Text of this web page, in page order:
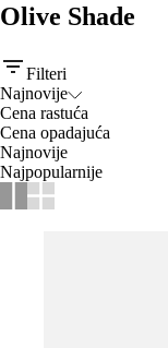
Olive Shade
Filteri
Najnovije
Cena rastuća
Cena opadajuća
Najnovije
Najpopularnije